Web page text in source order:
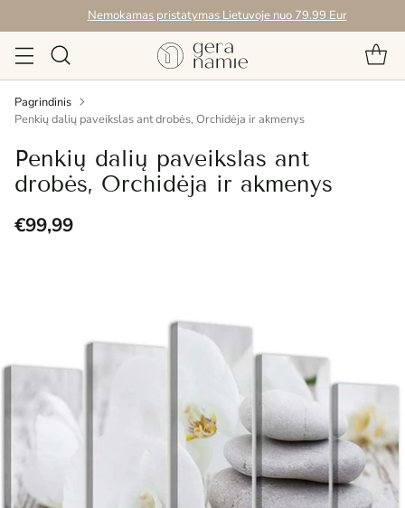
Nemokamas pristatymas Lietuvoje nuo 79.99 Eur
Pagrindinis
Penkių dalių paveikslas ant drobės, Orchidėja ir akmenys
Penkių dalių paveikslas ant
drobės, Orchidėja ir akmenys
Reguliari
€99,99